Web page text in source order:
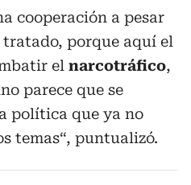
cooperación a pesar
porque aquí el
el narcotráfico,
parece que se
política que ya no
temas“, puntualizó.